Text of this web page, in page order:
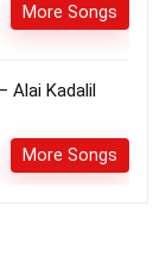
More Songs
Kadalil
More Songs